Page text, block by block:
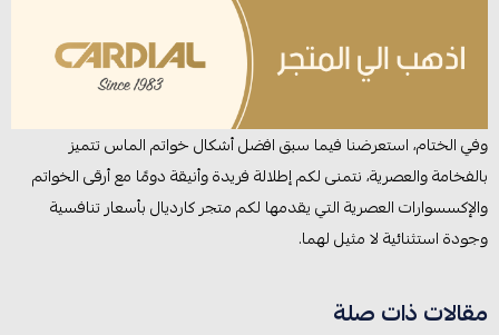
وفي الختام، استعرضنا فيما سبق افضل أشكال خواتم الماس تتميز
بالفخامة والعصرية، نتمنى لكم إطلالة فريدة وأنيقة دومًا مع أرقى الخواتم
والإكسسوارات العصرية التي يقدمها لكم متجر كارديال بأسعار تنافسية
وجودة استثنائية لا مثيل لهما.
مقالات ذات صلة